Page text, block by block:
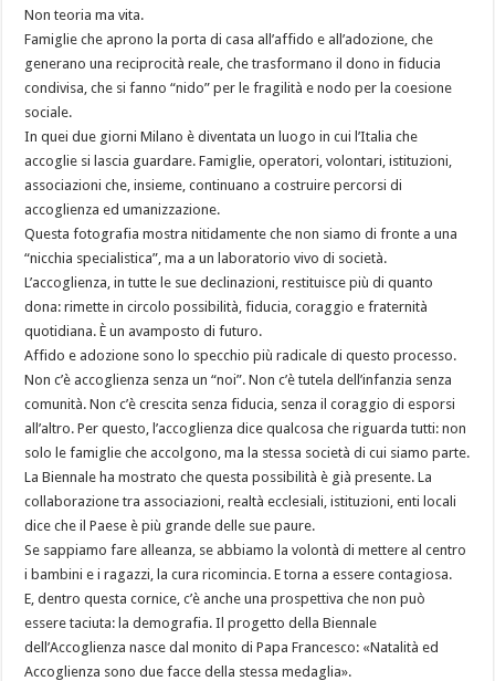
Non teoria ma vita.
Famiglie che aprono la porta di casa all’affido e all’adozione, che
generano una reciprocità reale, che trasformano il dono in fiducia
condivisa, che si fanno “nido” per le fragilità e nodo per la coesione
sociale.
In quei due giorni Milano è diventata un luogo in cui l’Italia che
accoglie si lascia guardare. Famiglie, operatori, volontari, istituzioni,
associazioni che, insieme, continuano a costruire percorsi di
accoglienza ed umanizzazione.
Questa fotografia mostra nitidamente che non siamo di fronte a una
“nicchia specialistica”, ma a un laboratorio vivo di società.
L’accoglienza, in tutte le sue declinazioni, restituisce più di quanto
dona: rimette in circolo possibilità, fiducia, coraggio e fraternità
quotidiana. È un avamposto di futuro.
Affido e adozione sono lo specchio più radicale di questo processo.
Non c’è accoglienza senza un “noi”. Non c’è tutela dell’infanzia senza
comunità. Non c’è crescita senza fiducia, senza il coraggio di esporsi
all’altro. Per questo, l’accoglienza dice qualcosa che riguarda tutti: non
solo le famiglie che accolgono, ma la stessa società di cui siamo parte.
La Biennale ha mostrato che questa possibilità è già presente. La
collaborazione tra associazioni, realtà ecclesiali, istituzioni, enti locali
dice che il Paese è più grande delle sue paure.
Se sappiamo fare alleanza, se abbiamo la volontà di mettere al centro
i bambini e i ragazzi, la cura ricomincia. E torna a essere contagiosa.
E, dentro questa cornice, c’è anche una prospettiva che non può
essere taciuta: la demografia. Il progetto della Biennale
dell’Accoglienza nasce dal monito di Papa Francesco: «Natalità ed
Accoglienza sono due facce della stessa medaglia».